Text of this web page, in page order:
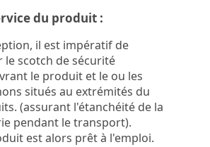
du produit :
il est impératif de
le scotch de sécurité
le produit et le ou les
situés au extrémités du
(assurant l'étanchéité de la
pendant le transport).
est alors prêt à l'emploi.